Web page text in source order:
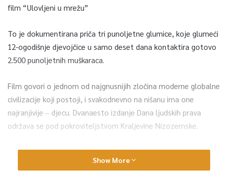
film “Ulovljeni u mrežu”
To je dokumentirana priča tri punoljetne glumice, koje glumeći
12-ogodišnje djevojčice u samo deset dana kontaktira gotovo
2.500 punoljetnih muškaraca.
Film govori o jednom od najgnusnijih zločina moderne globalne
civilizacije koji postoji, i svakodnevno na nišanu ima one
najranjivije ‒ djecu. Dvanaesto izdanje Dana ljudskih prava
održava se pod pokroviteljstvom Kraljevine Nizozemske.
0
Show More